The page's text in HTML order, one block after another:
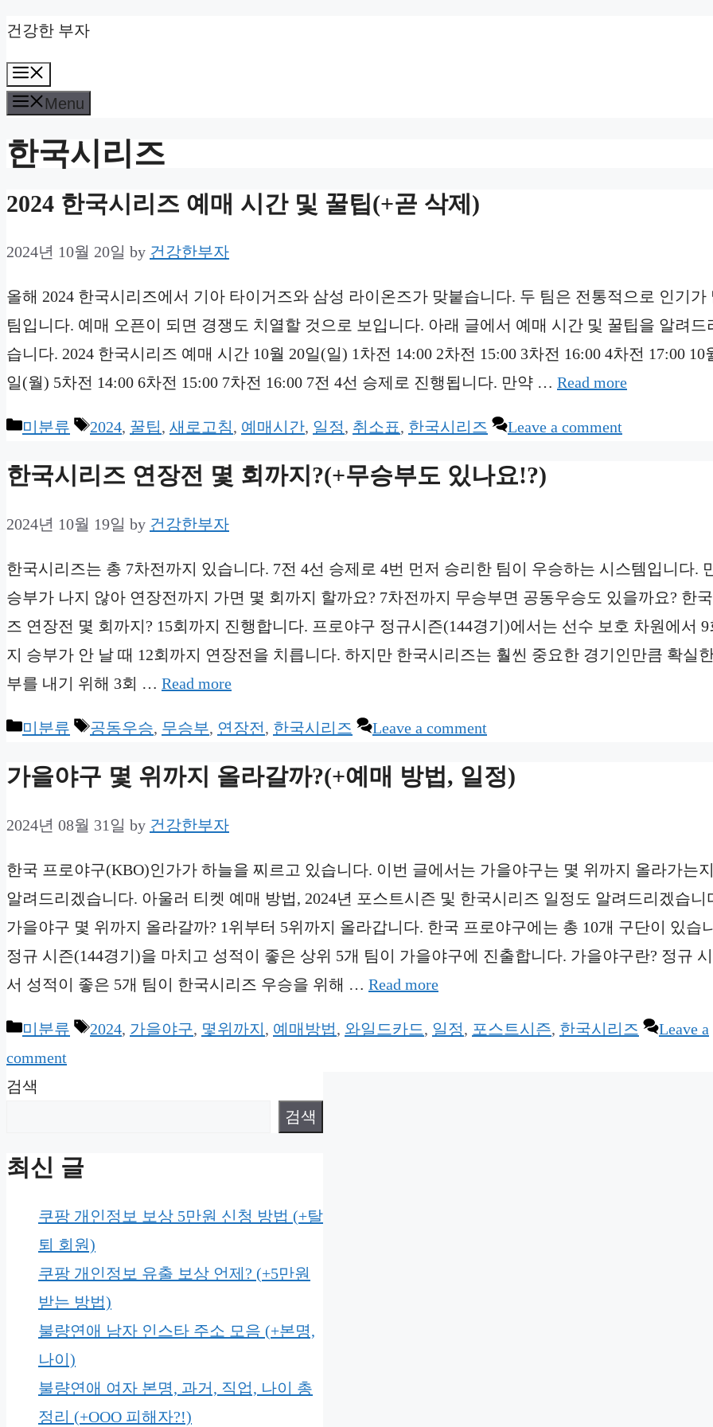
Skip
to
content
건강한 부자
Menu
한국시리즈
2024 한국시리즈 예매 시간 및 꿀팁(+곧 삭제)
2024년 10월 20일 by 건강한부자
올해 2024 한국시리즈에서 기아 타이거즈와 삼성 라이온즈가 맞붙습니다. 두 팀은 전통적으로 인기가
팀입니다. 예매 오픈이 되면 경쟁도 치열할 것으로 보입니다. 아래 글에서 예매 시간 및 꿀팁을 알려드
습니다. 2024 한국시리즈 예매 시간 10월 20일(일) 1차전 14:00 2차전 15:00 3차전 16:00 4차전 17:00 10
일(월) 5차전 14:00 6차전 15:00 7차전 16:00 7전 4선 승제로 진행됩니다. 만약 … Read more
Categories
미분류 Tags
2024, 꿀팁, 새로고침, 예매시간, 일정, 취소표, 한국시리즈 Leave a comment
한국시리즈 연장전 몇 회까지?(+무승부도 있나요!?)
2024년 10월 19일 by 건강한부자
한국시리즈는 총 7차전까지 있습니다. 7전 4선 승제로 4번 먼저 승리한 팀이 우승하는 시스템입니다.
승부가 나지 않아 연장전까지 가면 몇 회까지 할까요? 7차전까지 무승부면 공동우승도 있을까요? 한국
즈 연장전 몇 회까지? 15회까지 진행합니다. 프로야구 정규시즌(144경기)에서는 선수 보호 차원에서
지 승부가 안 날 때 12회까지 연장전을 치릅니다. 하지만 한국시리즈는 훨씬 중요한 경기인만큼 확실
부를 내기 위해 3회 … Read more
Categories
미분류 Tags
공동우승, 무승부, 연장전, 한국시리즈 Leave a comment
가을야구 몇 위까지 올라갈까?(+예매 방법, 일정)
2024년 08월 31일 by 건강한부자
한국 프로야구(KBO)인가가 하늘을 찌르고 있습니다. 이번 글에서는 가을야구는 몇 위까지 올라가는
알려드리겠습니다. 아울러 티켓 예매 방법, 2024년 포스트시즌 및 한국시리즈 일정도 알려드리겠습니
가을야구 몇 위까지 올라갈까? 1위부터 5위까지 올라갑니다. 한국 프로야구에는 총 10개 구단이 있습
정규 시즌(144경기)을 마치고 성적이 좋은 상위 5개 팀이 가을야구에 진출합니다. 가을야구란? 정규 시
서 성적이 좋은 5개 팀이 한국시리즈 우승을 위해 … Read more
Categories
미분류 Tags
2024, 가을야구, 몇위까지 , 예매방법, 와일드카드, 일정, 포스트시즌, 한국시리즈
Leave a
comment
검색
검색
최신 글
쿠팡 개인정보 보상 5만원 신청 방법 (+탈
퇴 회원)
쿠팡 개인정보 유출 보상 언제? (+5만원
받는 방법)
불량연애 남자 인스타 주소 모음 (+본명,
나이)
불량연애 여자 본명, 과거, 직업, 나이 총
정리 (+OOO 피해자?!)